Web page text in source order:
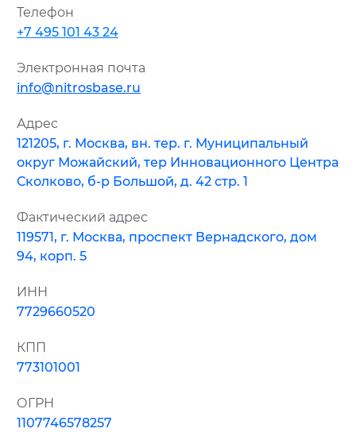
Телефон
+7 495 101 43 24
Электронная почта
info@nitrosbase.ru
Адрес
121205, г. Москва, вн. тер. г. Муниципальный
округ Можайский, тер Инновационного Центра
Сколково, б-р Большой, д. 42 стр. 1
Фактический адрес
119571, г. Москва, проспект Вернадского, дом
94, корп. 5
ИНН
7729660520
КПП
773101001
ОГРН
1107746578257